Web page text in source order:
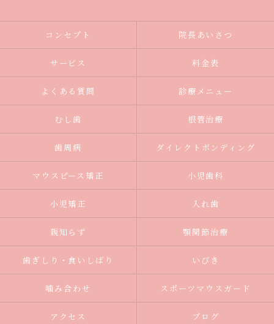
コンセプト 院長あいさつ
サービス 料金表
よくある質問 診療メニュー
むし歯 根管治療
歯周病 ダイレクトボンディング
マウスピース矯正 小児歯科
小児矯正 入れ歯
親知らず 顎関節治療
歯ぎしり・食いしばり いびき
噛み合わせ スポーツマウスガード
アクセス ブログ